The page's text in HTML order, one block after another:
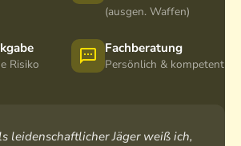
(ausgen. Waffen)
Risiko
Fachberatung
Persönlich & kompetent
leidenschaftlicher Jäger weiß ich,